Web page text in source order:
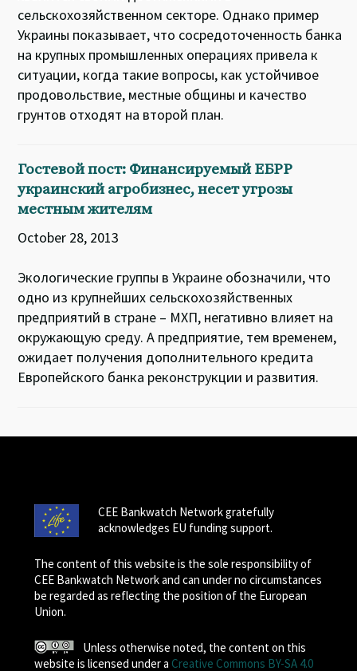
сельскохозяйственном секторе. Однако пример
Украины показывает, что сосредоточенность банка
на крупных промышленных операциях привела к
ситуации, когда такие вопросы, как устойчивое
продовольствие, местные общины и качество
грунтов отходят на второй план.
Гостевой пост: Финансируемый ЕБРР
украинский агробизнес, несет угрозы
местным жителям
October 28, 2013
Экологические группы в Украине обозначили, что
одно из крупнейших сельскохозяйственных
предприятий в стране – MХП, негативно влияет на
окружающую среду. А предприятие, тем временем,
ожидает получения дополнительного кредита
Европейского банка реконструкции и развития.
CEE Bankwatch Network gratefully
acknowledges EU funding support.
The content of this website is the sole responsibility of
CEE Bankwatch Network and can under no circumstances
be regarded as reflecting the position of the European
Union.
Unless otherwise noted, the content on this
website is licensed under a Creative Commons BY-SA 4.0